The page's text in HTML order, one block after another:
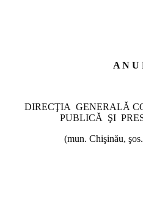
A N U
DIRECŢIA GENERALĂ
PUBLICĂ ŞI
(mun. Chişinău,